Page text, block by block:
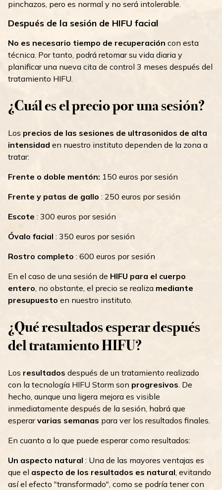
pinchazos, pero es normal y no será intolerable.
Después de la sesión de HIFU facial
No es necesario tiempo de recuperación con esta
técnica. Por tanto, podrá retomar su vida diaria y
planificar una nueva cita de control 3 meses después del
tratamiento HIFU.
¿Cuál es el precio por una sesión?
Los precios de las sesiones de ultrasonidos de alta
intensidad en nuestro instituto dependen de la zona a
tratar:
Frente o doble mentón: 150 euros por sesión
Frente y patas de gallo : 250 euros por sesión
Escote : 300 euros por sesión
Óvalo facial : 350 euros por sesión
Rostro completo : 600 euros por sesión
En el caso de una sesión de HIFU para el cuerpo
entero, no obstante, el precio se realiza mediante
presupuesto en nuestro instituto.
¿Qué resultados esperar después
del tratamiento HIFU?
Los resultados después de un tratamiento realizado
con la tecnología HIFU Storm son progresivos. De
hecho, aunque una ligera mejora es visible
inmediatamente después de la sesión, habrá que
esperarvarias semanas para ver los resultados finales.
En cuanto a lo que puede esperar como resultados:
Un aspecto natural : Una de las mayores ventajas es
que el aspecto de los resultados es natural, evitando
así el efecto "transformado", como se podría tener con